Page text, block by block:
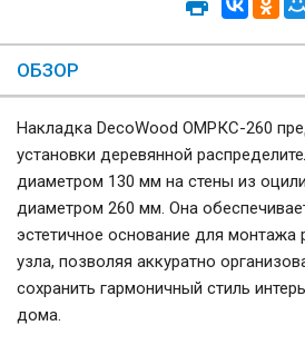
ОБЗОР
Накладка DecoWood ОМРКС-260
установки деревянной
диаметром 130 мм на стены из
диаметром 260 мм. Она
эстетичное основание для монтажа
узла, позволяя аккуратно
сохранить гармоничный стиль
дома.